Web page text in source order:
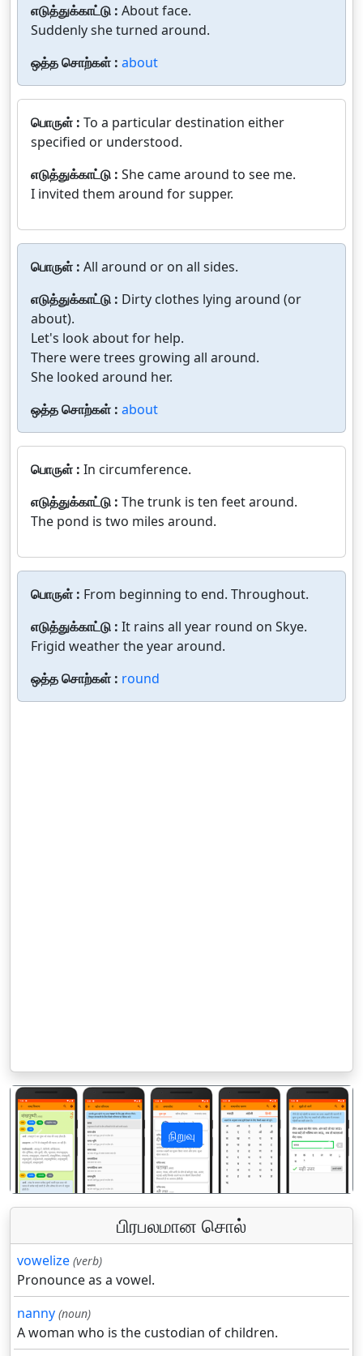
எடுத்துக்காட்டு : About face.
Suddenly she turned around.
ஒத்த சொற்கள் : about
பொருள் : To a particular destination either
specified or understood.
எடுத்துக்காட்டு : She came around to see me.
I invited them around for supper.
பொருள் : All around or on all sides.
எடுத்துக்காட்டு : Dirty clothes lying around (or
about).
Let's look about for help.
There were trees growing all around.
She looked around her.
ஒத்த சொற்கள் : about
பொருள் : In circumference.
எடுத்துக்காட்டு : The trunk is ten feet around.
The pond is two miles around.
பொருள் : From beginning to end. Throughout.
எடுத்துக்காட்டு : It rains all year round on Skye.
Frigid weather the year around.
ஒத்த சொற்கள் : round
நிறுவு
पिछला अगला
பிரபலமான சொல்
vowelize (verb)
Pronounce as a vowel.
nanny (noun)
A woman who is the custodian of children.